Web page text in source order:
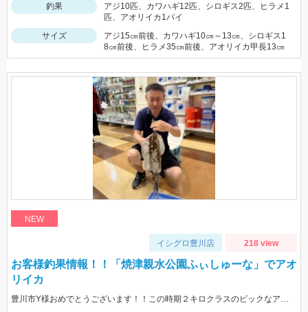
釣果
アジ10匹、カワハギ12匹、シロギス2匹、ヒラメ1
匹、アオリイカ1パイ
サイズ
アジ15㎝前後、カワハギ10㎝～13㎝、シロギス1
8㎝前後、ヒラメ35㎝前後、アオリイカ甲長13㎝
NEW
イシグロ豊川店 218 view
お客様釣果情報！！「焼津親水公園ふぃしゅーな」でアオ
リイカ
豊川市Y様おめでとうございます！！この時期２キロクラスのビックなアオリイカを見事に仕留められました！！ 釣れているのが500ｇクラスの情報だったので、ヒットした瞬間はエイかと思ったそうです。